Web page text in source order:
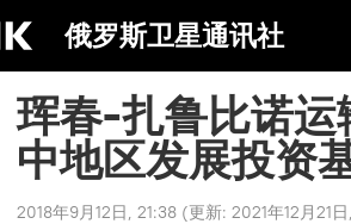
俄罗斯卫星通讯社
珲春-扎鲁比诺
中地区发展投资
2018年9月12日, 21:38 (更新: 2021年12月21